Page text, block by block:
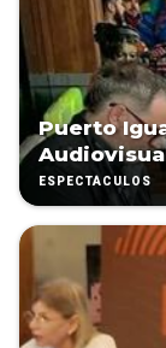
Puerto
ESPECTÁCULOS